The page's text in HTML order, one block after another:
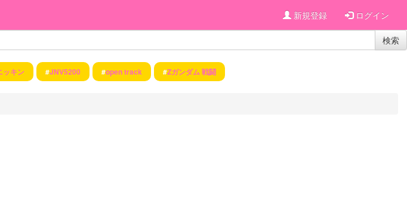
新規登録 ログイン
検索
ッキン #JNV5200 #open track #Zガンダム 戦闘